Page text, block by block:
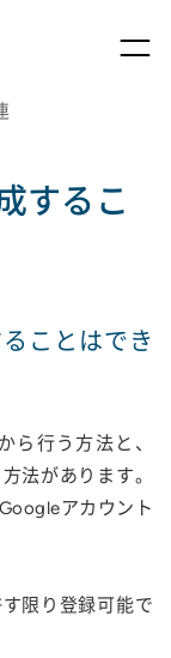
するこ
ことはでき
ら行う方法と、
法があります。
アカウント
限り登録可能で